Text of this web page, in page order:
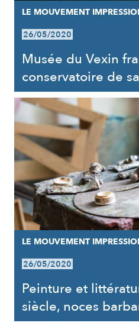
LE MOUVEMENT
26/05/2020
Musée du Vexin
conservatoire de
LE MOUVEMENT
26/05/2020
Peinture et
siècle, noces